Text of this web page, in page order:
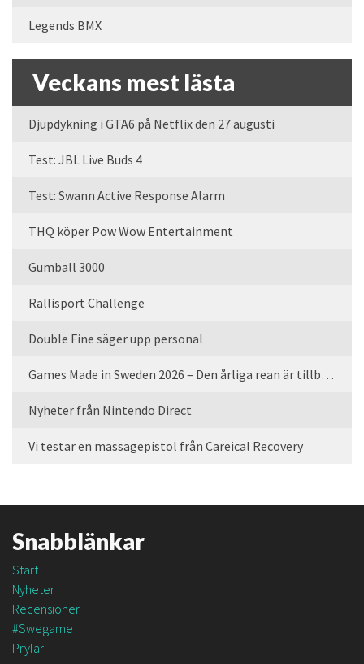
Legends BMX
Veckans mest lästa
Djupdykning i GTA6 på Netflix den 27 augusti
Test: JBL Live Buds 4
Test: Swann Active Response Alarm
THQ köper Pow Wow Entertainment
Gumball 3000
Rallisport Challenge
Double Fine säger upp personal
Games Made in Sweden 2026 – Den årliga rean är tillbaka
Nyheter från Nintendo Direct
Vi testar en massagepistol från Careical Recovery
Snabblänkar
Start
Nyheter
Recensioner
#Swegame
Prylar